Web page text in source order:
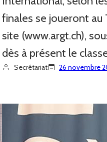
finales se joueront au
site (www.argt.ch),
dès à présent le
Secrétariat 26 novembre